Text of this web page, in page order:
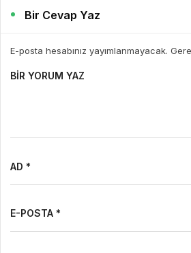
Bir Cevap Yaz
E-posta hesabınız yayımlanmayacak.
BIR YORUM YAZ
AD *
E-POSTA *